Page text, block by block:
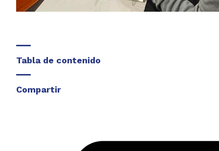
Tabla de contenido
Compartir